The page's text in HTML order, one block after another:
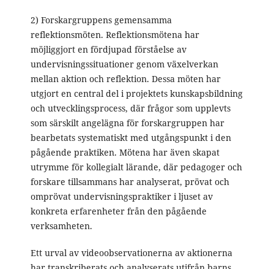
2) Forskargruppens gemensamma
reflektionsmöten. Reflektionsmötena har
möjliggjort en fördjupad förståelse av
undervisningssituationer genom växelverkan
mellan aktion och reflektion. Dessa möten har
utgjort en central del i projektets kunskapsbildning
och utvecklingsprocess, där frågor som upplevts
som särskilt angelägna för forskargruppen har
bearbetats systematiskt med utgångspunkt i den
pågående praktiken. Mötena har även skapat
utrymme för kollegialt lärande, där pedagoger och
forskare tillsammans har analyserat, prövat och
omprövat undervisningspraktiker i ljuset av
konkreta erfarenheter från den pågående
verksamheten.
Ett urval av videoobservationerna av aktionerna